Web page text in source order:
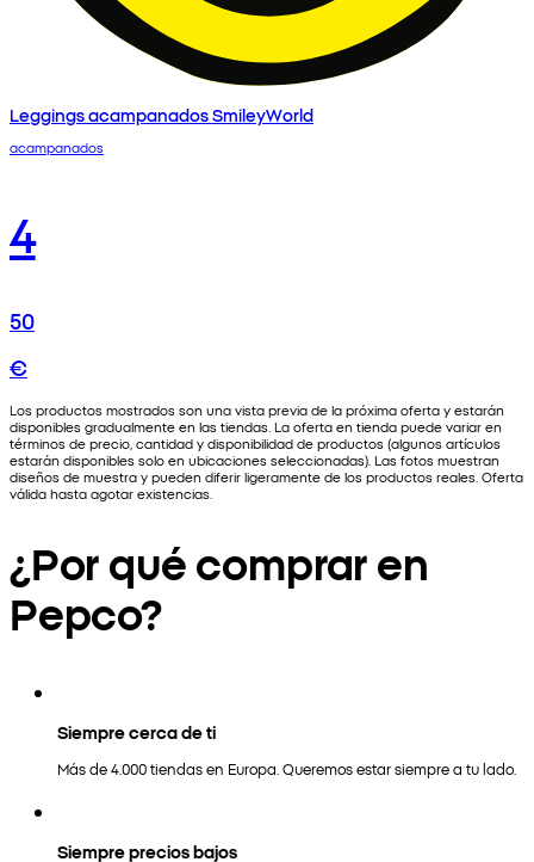
Leggings acampanados SmileyWorld
acampanados
4
50
€
Los productos mostrados son una vista previa de la próxima oferta y estarán
disponibles gradualmente en las tiendas. La oferta en tienda puede variar en
términos de precio, cantidad y disponibilidad de productos (algunos artículos
estarán disponibles solo en ubicaciones seleccionadas). Las fotos muestran
diseños de muestra y pueden diferir ligeramente de los productos reales. Oferta
válida hasta agotar existencias.
¿Por qué comprar en
Pepco?
Siempre cerca de ti
Más de 4.000 tiendas en Europa. Queremos estar siempre a tu lado.
Siempre precios bajos